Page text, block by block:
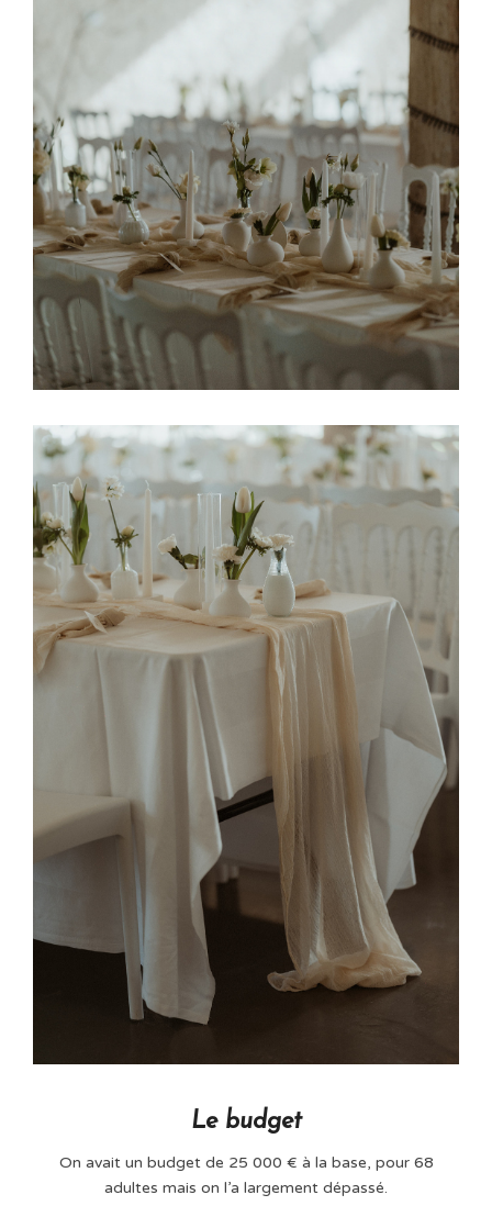
Le budget
On avait un budget de 25 000 € à la base, pour 68
adultes mais on l’a largement dépassé.